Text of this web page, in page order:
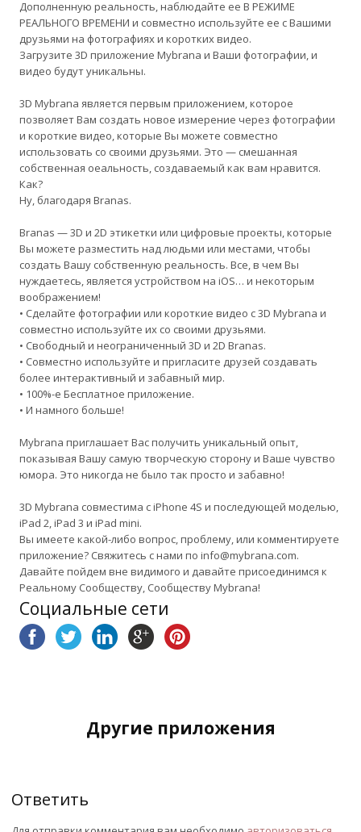
Дополненную реальность, наблюдайте ее В РЕЖИМЕ
РЕАЛЬНОГО ВРЕМЕНИ и совместно используйте ее с Вашими
друзьями на фотографиях и коротких видео.
Загрузите 3D приложение Mybrana и Ваши фотографии, и
видео будут уникальны.
3D Mybrana является первым приложением, которое
позволяет Вам создать новое измерение через фотографии
и короткие видео, которые Вы можете совместно
использовать со своими друзьями. Это — смешанная
собственная оеальность, создаваемый как вам нравится.
Как?
Ну, благодаря Branas.
Branas — 3D и 2D этикетки или цифровые проекты, которые
Вы можете разместить над людьми или местами, чтобы
создать Вашу собственную реальность. Все, в чем Вы
нуждаетесь, является устройством на iOS… и некоторым
воображением!
• Сделайте фотографии или короткие видео с 3D Mybrana и
совместно используйте их со своими друзьями.
• Свободный и неограниченный 3D и 2D Branas.
• Совместно используйте и пригласите друзей создавать
более интерактивный и забавный мир.
• 100%-е Бесплатное приложение.
• И намного больше!
Mybrana приглашает Вас получить уникальный опыт,
показывая Вашу самую творческую сторону и Ваше чувство
юмора. Это никогда не было так просто и забавно!
3D Mybrana совместима с iPhone 4S и последующей моделью,
iPad 2, iPad 3 и iPad mini.
Вы имеете какой-либо вопрос, проблему, или комментируете
приложение? Свяжитесь с нами по info@mybrana.com.
Давайте пойдем вне видимого и давайте присоединимся к
Реальному Сообществу, Сообществу Mybrana!
Социальные сети
Другие приложения
Ответить